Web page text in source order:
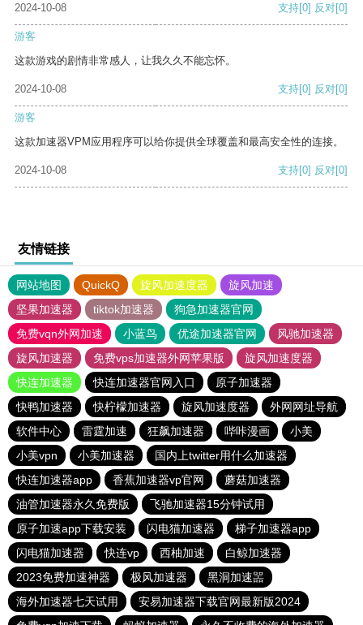
2024-10-08 支持[0] 反对[0]
游客
这款游戏的剧情非常感人，让我久久不能忘怀。
2024-10-08 支持[0] 反对[0]
游客
这款加速器VPM应用程序可以给你提供全球覆盖和最高安全性的连接。
2024-10-08 支持[0] 反对[0]
友情链接
网站地图 QuickQ 旋风加速度器
旋风加速
坚果加速器
tiktok加速器
狗急加速器官网
免费vqn外网加速
小蓝鸟 优途加速器官网
风驰加速器
旋风加速器
免费vps加速器外网苹果版
旋风加速度器
快连加速器
快连加速器官网入口
原子加速器
快鸭加速器
快柠檬加速器 旋风加速度器
外网网址导航
软件中心
雷霆加速 狂飙加速器 哔咔漫画
小美
小美vpn
小美加速器
国内上twitter用什么加速器
快连加速器app
香蕉加速器vp官网
蘑菇加速器
油管加速器永久免费版
飞驰加速器15分钟试用
原子加速app下载安装
闪电猫加速器
梯子加速器app
闪电猫加速器
快连vp 西柚加速
白鲸加速器
2023免费加速神器
极风加速器
黑洞加速噐
海外加速器七天试用
安易加速器下载官网最新版2024